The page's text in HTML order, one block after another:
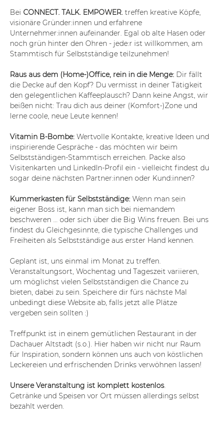
Bei CONNECT. TALK. EMPOWER. treffen kreative Köpfe,
visionäre Gründer:innen und erfahrene
Unternehmer:innen aufeinander. Egal ob alte Hasen oder
noch grün hinter den Ohren - jede:r ist willkommen, am
Stammtisch für Selbstständige teilzunehmen!
Raus aus dem (Home-)Office, rein in die Menge: Dir fällt
die Decke auf den Kopf? Du vermisst in deiner Tätigkeit
den gelegentlichen Kaffeeplausch? Dann keine Angst, wir
beißen nicht: Trau dich aus deiner (Komfort-)Zone und
lerne coole, neue Leute kennen!
Vitamin B-Bombe: Wertvolle Kontakte, kreative Ideen und
inspirierende Gespräche - das möchten wir beim
Selbstständigen-Stammtisch erreichen. Packe also
Visitenkarten und LinkedIn-Profil ein - vielleicht findest du
sogar deine nächsten Partner:innen oder Kund:innen?
Kummerkasten für Selbstständige: Wenn man sein
eigener Boss ist, kann man sich bei niemandem
beschweren … oder sich über die Big Wins freuen. Bei uns
findest du Gleichgesinnte, die typische Challenges und
Freiheiten als Selbstständige aus erster Hand kennen.
Geplant ist, uns einmal im Monat zu treffen.
Veranstaltungsort, Wochentag und Tageszeit variieren,
um möglichst vielen Selbstständigen die Chance zu
bieten, dabei zu sein. Speichere dir fürs nächste Mal
unbedingt diese Website ab, falls jetzt alle Plätze
vergeben sein sollten :)
Treffpunkt ist in einem gemütlichen Restaurant in der
Dachauer Altstadt (s.o.). Hier haben wir nicht nur Raum
für Inspiration, sondern können uns auch von köstlichen
Leckereien und erfrischenden Drinks verwöhnen lassen!
Unsere Veranstaltung ist komplett kostenlos.
Getränke und Speisen vor Ort müssen allerdings selbst
bezahlt werden.